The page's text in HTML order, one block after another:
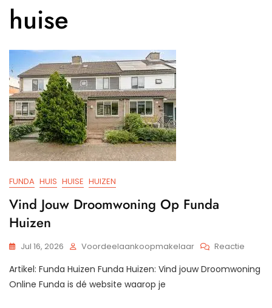
huise
FUNDA HUIS HUISE HUIZEN
Vind Jouw Droomwoning Op Funda
Huizen
Jul 16, 2026 Voordeelaankoopmakelaar Reactie
Jouw
Artikel: Funda Huizen Funda Huizen: Vind jouw Droomwoning
Online Funda is dé website waarop je